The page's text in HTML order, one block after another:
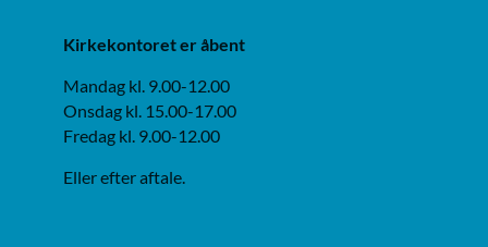
Kirkekontoret er åbent
Mandag kl. 9.00-12.00
Onsdag kl. 15.00-17.00
Fredag kl. 9.00-12.00
Eller efter aftale.